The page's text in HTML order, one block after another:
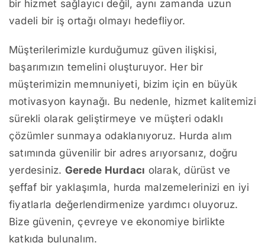
bir hizmet sağlayıcı değil, aynı zamanda uzun
vadeli bir iş ortağı olmayı hedefliyor.
Müşterilerimizle kurduğumuz güven ilişkisi,
başarımızın temelini oluşturuyor. Her bir
müşterimizin memnuniyeti, bizim için en büyük
motivasyon kaynağı. Bu nedenle, hizmet kalitemizi
sürekli olarak geliştirmeye ve müşteri odaklı
çözümler sunmaya odaklanıyoruz. Hurda alım
satımında güvenilir bir adres arıyorsanız, doğru
yerdesiniz. Gerede Hurdacı olarak, dürüst ve
şeffaf bir yaklaşımla, hurda malzemelerinizi en iyi
fiyatlarla değerlendirmenize yardımcı oluyoruz.
Bize güvenin, çevreye ve ekonomiye birlikte
katkıda bulunalım.